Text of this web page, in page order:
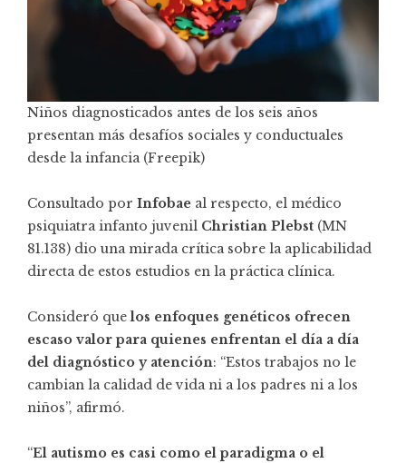
Niños diagnosticados antes de los seis años
presentan más desafíos sociales y conductuales
desde la infancia (Freepik)
Consultado por Infobae al respecto, el médico
psiquiatra infanto juvenil Christian Plebst (MN
81.138) dio una mirada crítica sobre la aplicabilidad
directa de estos estudios en la práctica clínica.
Consideró quelos enfoques genéticos ofrecen
escaso valor para quienes enfrentan el día a día
del diagnóstico y atención: “Estos trabajos no le
cambian la calidad de vida ni a los padres ni a los
niños”, afirmó.
“El autismo es casi como el paradigma o el